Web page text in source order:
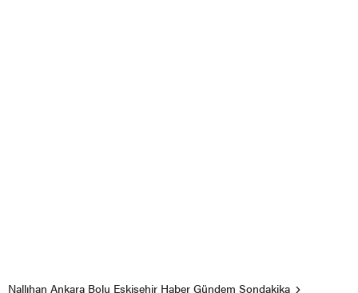
Nallıhan Ankara Bolu Eskişehir Haber Gündem Sondakika